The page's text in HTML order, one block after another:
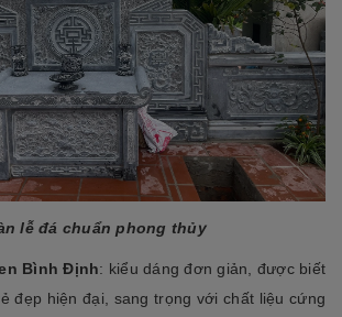
lễ đá chuẩn phong thủy
Bình Định: kiểu dáng đơn giản, được biết
đẹp hiện đại, sang trọng với chất liệu cứng